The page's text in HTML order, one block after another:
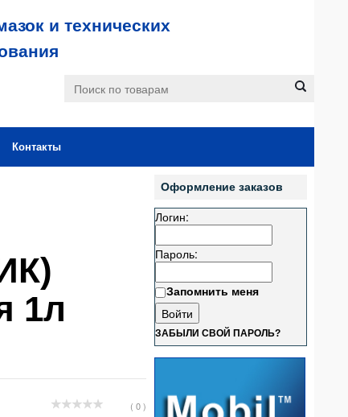
и технических
Контакты
1л
( 0 )
Оформление заказов
Логин:
Пароль:
Запомнить меня
ЗАБЫЛИ СВОЙ ПАРОЛЬ?